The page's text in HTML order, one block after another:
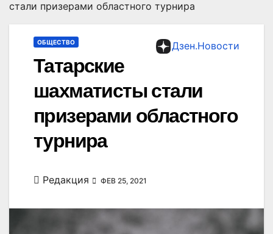
стали призерами областного турнира
Дзен.Новости
ОБЩЕСТВО
Татарские
шахматисты стали
призерами областного
турнира
Редакция ФЕВ 25, 2021